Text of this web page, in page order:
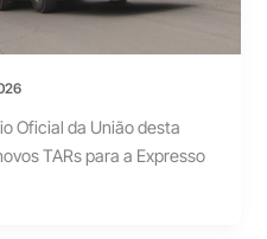
Oficial da União desta
TARs para a Expresso